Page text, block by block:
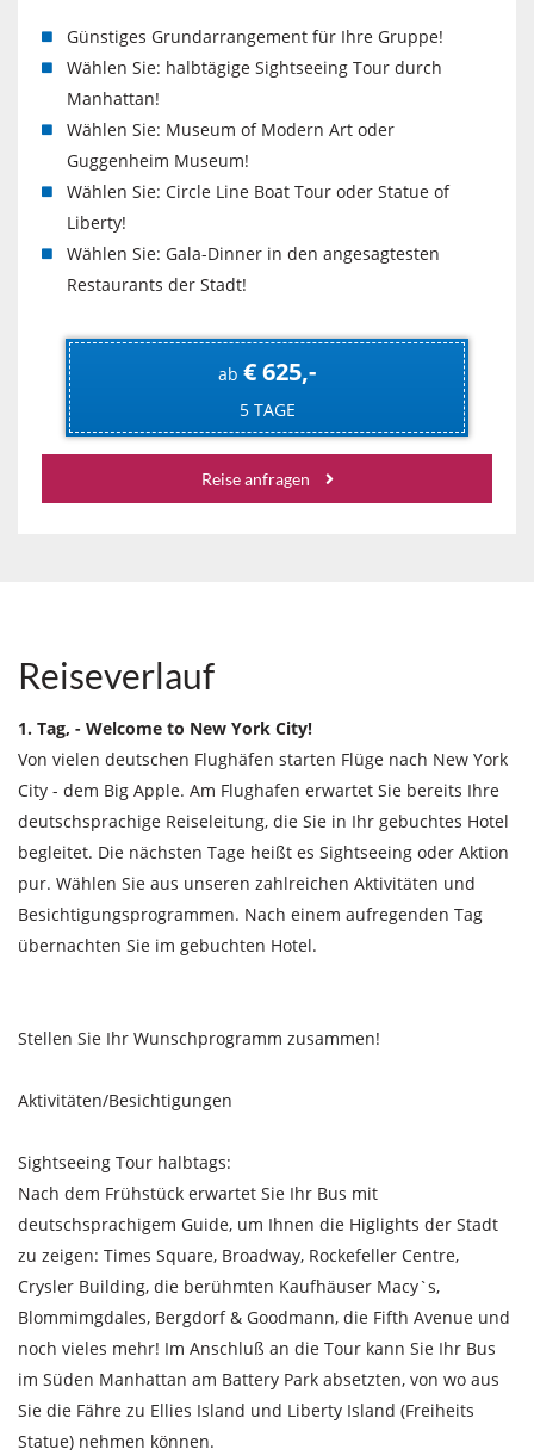
Günstiges Grundarrangement für Ihre Gruppe!
Wählen Sie: halbtägige Sightseeing Tour durch
Manhattan!
Wählen Sie: Museum of Modern Art oder
Guggenheim Museum!
Wählen Sie: Circle Line Boat Tour oder Statue of
Liberty!
Wählen Sie: Gala-Dinner in den angesagtesten
Restaurants der Stadt!
ab € 625,-
5 TAGE
Reise anfragen
Reiseverlauf
1. Tag, - Welcome to New York City!
Von vielen deutschen Flughäfen starten Flüge nach New York
City - dem Big Apple. Am Flughafen erwartet Sie bereits Ihre
deutschsprachige Reiseleitung, die Sie in Ihr gebuchtes Hotel
begleitet. Die nächsten Tage heißt es Sightseeing oder Aktion
pur. Wählen Sie aus unseren zahlreichen Aktivitäten und
Besichtigungsprogrammen. Nach einem aufregenden Tag
übernachten Sie im gebuchten Hotel.
Stellen Sie Ihr Wunschprogramm zusammen!
Aktivitäten/Besichtigungen
Sightseeing Tour halbtags:
Nach dem Frühstück erwartet Sie Ihr Bus mit
deutschsprachigem Guide, um Ihnen die Higlights der Stadt
zu zeigen: Times Square, Broadway, Rockefeller Centre,
Crysler Building, die berühmten Kaufhäuser Macy`s,
Blommimgdales, Bergdorf & Goodmann, die Fifth Avenue und
noch vieles mehr! Im Anschluß an die Tour kann Sie Ihr Bus
im Süden Manhattan am Battery Park absetzten, von wo aus
Sie die Fähre zu Ellies Island und Liberty Island (Freiheits
Statue) nehmen können.